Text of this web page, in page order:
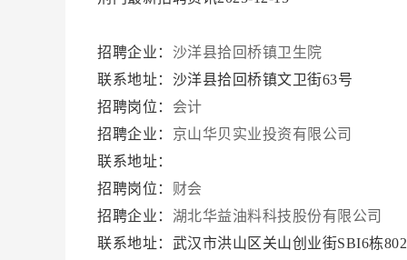
招聘企业： 沙洋县拾回桥镇卫生院
联系地址：沙洋县拾回桥镇文卫街63号
招聘岗位： 会计
招聘企业： 京山华贝实业投资有限公司
联系地址：
招聘岗位： 财会
招聘企业： 湖北华益油料科技股份有限公司
联系地址：武汉市洪山区关山创业街SBI6栋